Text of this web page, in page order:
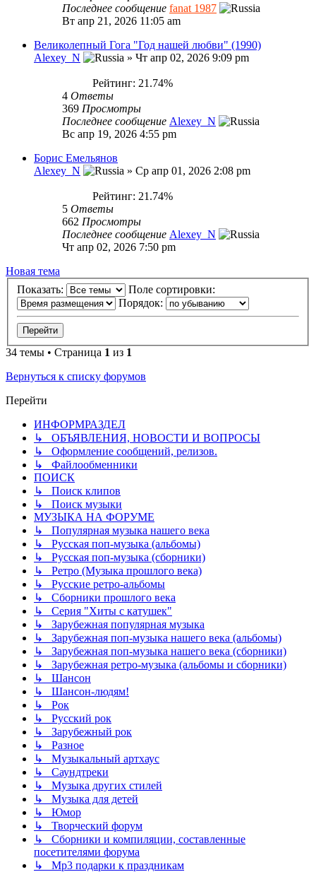
Последнее сообщение fanat 1987
Вт апр 21, 2026 11:05 am
Великолепный Гога "Год нашей любви" (1990)
Alexey_N
» Чт апр 02, 2026 9:09 pm
Рейтинг: 21.74%
4 Ответы
369 Просмотры
Последнее сообщение Alexey_N
Вс апр 19, 2026 4:55 pm
Борис Емельянов
Alexey_N
» Ср апр 01, 2026 2:08 pm
Рейтинг: 21.74%
5 Ответы
662 Просмотры
Последнее сообщение Alexey_N
Чт апр 02, 2026 7:50 pm
Новая тема
Показать:
Поле сортировки:
Порядок:
34 темы • Страница 1 из 1
Вернуться к списку форумов
Перейти
ИНФОРМРАЗДЕЛ
↳ ОБЪЯВЛЕНИЯ, НОВОСТИ И ВОПРОСЫ
↳ Оформление сообщений, релизов.
↳ Файлообменники
ПОИСК
↳ Поиск клипов
↳ Поиск музыки
МУЗЫКА НА ФОРУМЕ
↳ Популярная музыка нашего века
↳ Русская поп-музыка (альбомы)
↳ Русская поп-музыка (сборники)
↳ Ретро (Музыка прошлого века)
↳ Русские ретро-альбомы
↳ Сборники прошлого века
↳ Серия "Хиты с катушек"
↳ Зарубежная популярная музыка
↳ Зарубежная поп-музыка нашего века (альбомы)
↳ Зарубежная поп-музыка нашего века (сборники)
↳ Зарубежная ретро-музыка (альбомы и сборники)
↳ Шансон
↳ Шансон-людям!
↳ Рок
↳ Русский рок
↳ Зарубежный рок
↳ Разное
↳ Музыкальный артхаус
↳ Саундтреки
↳ Музыка других стилей
↳ Музыка для детей
↳ Юмор
↳ Творческий форум
↳ Сборники и компиляции, составленные
посетителями форума
↳ Mp3 подарки к праздникам